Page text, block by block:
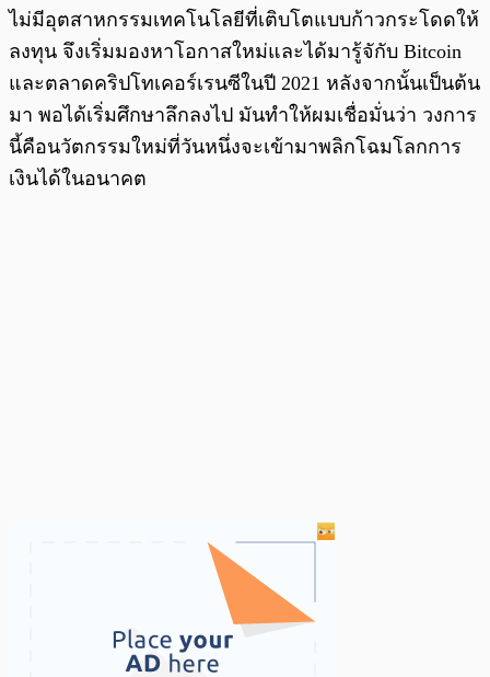
ไม่มีอุตสาหกรรมเทคโนโลยีที่เติบโตแบบก้าวกระโดดให้
ลงทุน จึงเริ่มมองหาโอกาสใหม่และได้มารู้จักับ Bitcoin
และตลาดคริปโทเคอร์เรนซีในปี 2021 หลังจากนั้นเป็นต้น
มา พอได้เริ่มศึกษาลึกลงไป มันทำให้ผมเชื่อมั่นว่า วงการ
นี้คือนวัตกรรมใหม่ที่วันหนึ่งจะเข้ามาพลิกโฉมโลกการ
เงินได้ในอนาคต